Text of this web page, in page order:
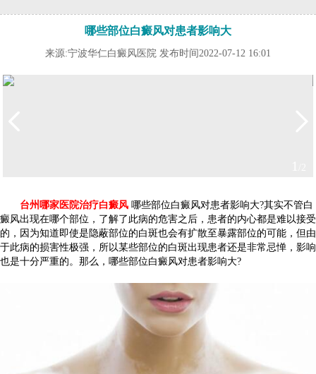
哪些部位白癜风对患者影响大
来源:宁波华仁白癜风医院 发布时间2022-07-12 16:01
台州哪家医院治疗白癜风 哪些部位白癜风对患者影响大?其实不管白
癜风出现在哪个部位，了解了此病的危害之后，患者的内心都是难以接受
的，因为知道即使是隐蔽部位的白斑也会有扩散至暴露部位的可能，但由
于此病的损害性极强，所以某些部位的白斑出现患者还是非常忌惮，影响
也是十分严重的。那么，哪些部位白癜风对患者影响大?